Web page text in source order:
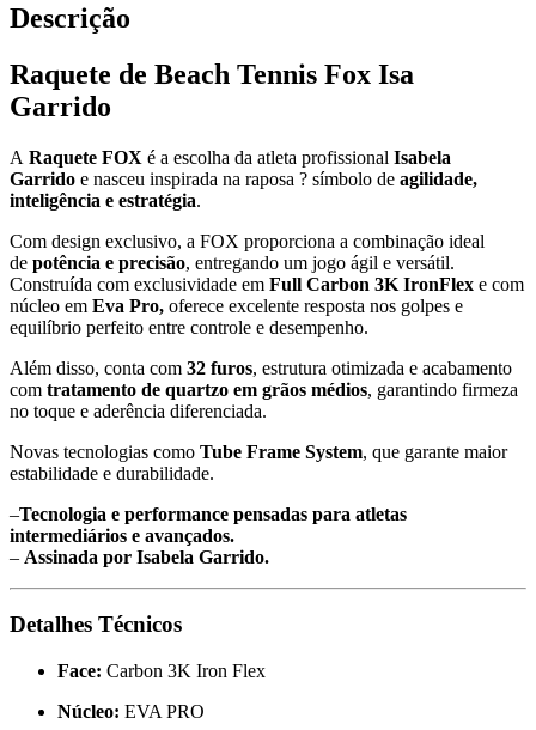
Descrição
Raquete de Beach Tennis Fox Isa
Garrido
A Raquete FOX é a escolha da atleta profissional Isabela
Garrido e nasceu inspirada na raposa ? símbolo de agilidade,
inteligência e estratégia.
Com design exclusivo, a FOX proporciona a combinação ideal
de potência e precisão, entregando um jogo ágil e versátil.
Construída com exclusividade em Full Carbon 3K IronFlex e com
núcleo em Eva Pro, oferece excelente resposta nos golpes e
equilíbrio perfeito entre controle e desempenho.
Além disso, conta com 32 furos, estrutura otimizada e acabamento
com tratamento de quartzo em grãos médios, garantindo firmeza
no toque e aderência diferenciada.
Novas tecnologias como Tube Frame System, que garante maior
estabilidade e durabilidade.
–Tecnologia e performance pensadas para atletas
intermediários e avançados.
– Assinada por Isabela Garrido.
Detalhes Técnicos
Face: Carbon 3K Iron Flex
Núcleo: EVA PRO